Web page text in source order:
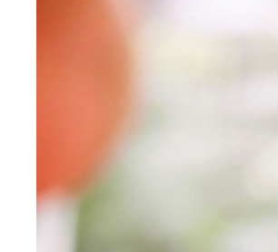
双子の美人シンクロスイマー